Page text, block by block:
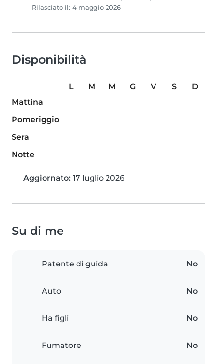
Rilasciato il: 4 maggio 2026
Disponibilità
L M M G V S
D
Mattina
Pomeriggio
Sera
Notte
Aggiornato: 17 luglio 2026
Su di me
Patente di guida No
Auto No
Ha figli No
Fumatore No